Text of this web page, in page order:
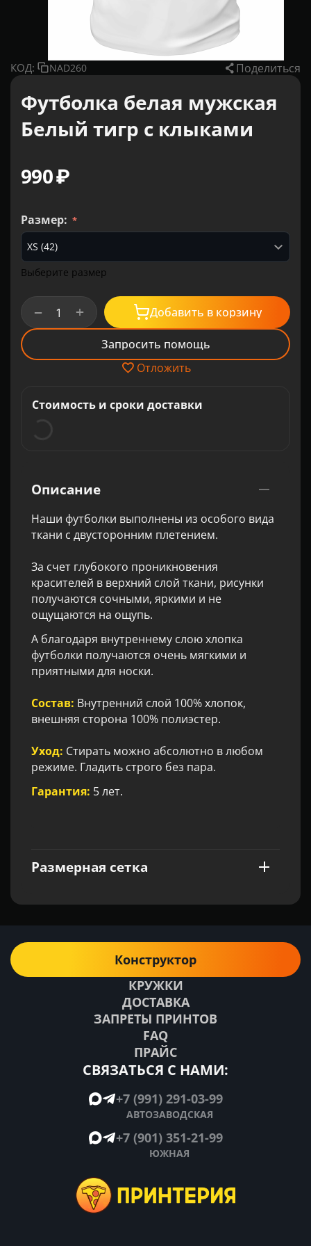
КОД: NAD260 Поделиться
Футболка белая мужская
Белый тигр с клыками
‍990‍₽
Размер:
Выберите размер
+
− Добавить в корзину
Запросить помощь
Отложить
Стоимость и сроки доставки
Описание
Наши футболки выполнены из особого вида
ткани с двусторонним плетением.
За счет глубокого проникновения
красителей в верхний слой ткани, рисунки
получаются сочными, яркими и не
ощущаются на ощупь.
А благодаря внутреннему слою хлопка
футболки получаются очень мягкими и
приятными для носки.
Состав: Внутренний слой 100% хлопок,
внешняя сторона 100% полиэстер.
Уход: Стирать можно абсолютно в любом
режиме. Гладить строго без пара.
Гарантия: 5 лет.
Размерная сетка
СВЯЗАТЬСЯ С НАМИ:
+7 (991) 291-03-99
АВТОЗАВОДСКАЯ
+7 (901) 351-21-99
ЮЖНАЯ
КРУЖКИ
ДОСТАВКА
ЗАПРЕТЫ ПРИНТОВ
FAQ
ПРАЙС
Конструктор